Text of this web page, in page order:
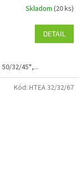
Skladom (20 ks)
DETAIL
32/45°,...
Kód: HTEA 32/32/67